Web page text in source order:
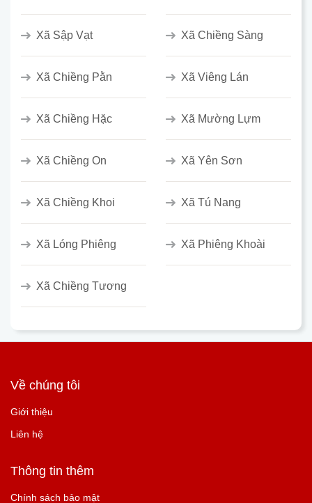
Xã Sập Vạt Xã Chiềng Sàng
Xã Chiềng Pằn Xã Viêng Lán
Xã Chiềng Hặc Xã Mường Lựm
Xã Chiềng On Xã Yên Sơn
Xã Chiềng Khoi Xã Tú Nang
Xã Lóng Phiêng Xã Phiêng Khoài
Xã Chiềng Tương
Về chúng tôi
Giới thiệu
Liên hệ
Thông tin thêm
Chính sách bảo mật